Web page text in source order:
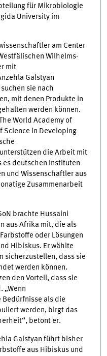
für Mikrobiologie
University im
am Center
Wilhelms-
mit
Galstyan
sie nach
mit denen Produkte in
werden können.
World Academy of
Science in Developing
die Arbeit mit
es deutschen Instituten
und Wissenschaftler aus
Zusammenarbeit
brachte Hussaini
aus Afrika mit, die als
oder Lösungen
Hibiskus. Er wählte
sicherzustellen, dass sie
werden können.
den Vorteil, dass sie
„Wenn
als die
werden, birgt das
betont er.
Galstyan führt bisher
aus Hibiskus und